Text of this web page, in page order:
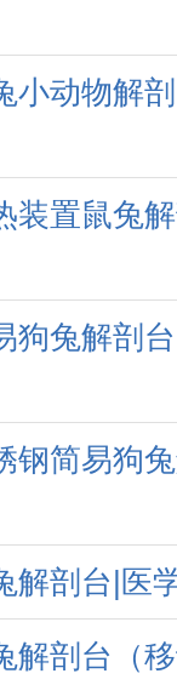
小动物解
装置鼠兔
狗兔解剖
钢简易狗
解剖台|医
解剖台（